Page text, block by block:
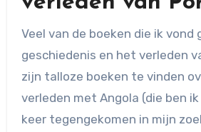
Veel van de boeken die ik vond
geschiedenis en het verleden
zijn talloze boeken te vinden
verleden met Angola (die ben
keer tegengekomen in mijn